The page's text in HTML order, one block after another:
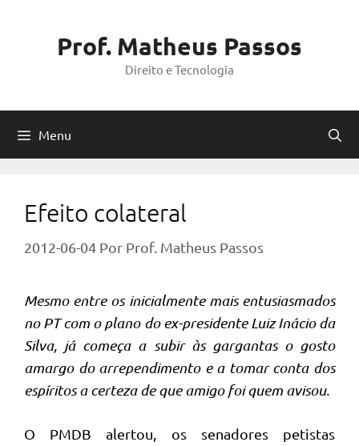
Prof. Matheus Passos
Direito e Tecnologia
Menu
Efeito colateral
2012-06-04 Por Prof. Matheus Passos
Mesmo entre os inicialmente mais entusiasmados
no PT com o plano do ex-presidente Luiz Inácio da
Silva, já começa a subir às gargantas o gosto
amargo do arrependimento e a tomar conta dos
espíritos a certeza de que amigo foi quem avisou.
O PMDB alertou, os senadores petistas